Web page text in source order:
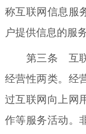
称互联网信息服
户提供信息的服
第三条 互
经营性两类。经
过互联网向上网
作等服务活动。